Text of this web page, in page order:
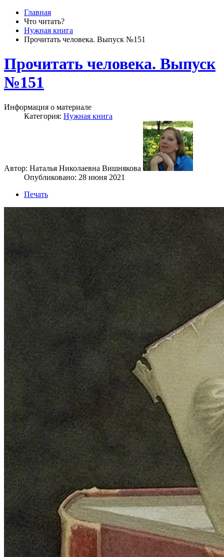
Главная
Что читать?
Нужная книга
Прочитать человека. Выпуск №151
Прочитать человека. Выпуск
№151
Информация о материале
Категория: Нужная книга
Автор: Наталья Николаевна Вишнякова
Опубликовано: 28 июня 2021
Печать